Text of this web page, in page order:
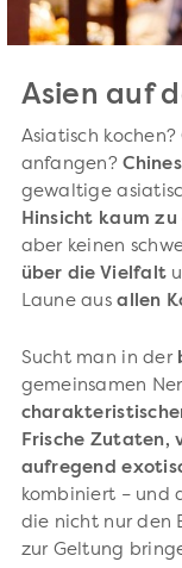
Asien auf
Asiatisch
anfangen?
gewaltige
Hinsicht kaum zu
aber keinen
über die Vielfalt
Laune ausallen
Sucht man in der
gemeinsamen
Frische Zutaten,
aufregend
kombiniert – und
die nicht nur den
zur Geltung